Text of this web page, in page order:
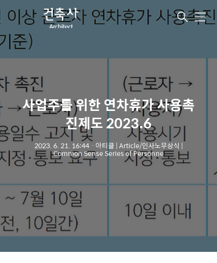
메
사업주를 위한 연차휴가 사용촉
진제도 2023.6
2023. 6. 21. 16:44ㆍ 아티클 | Article/인사노무상식 |
Common Sense Series of Personne